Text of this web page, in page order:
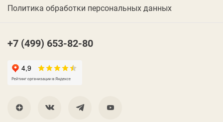
Политика обработки персональных данных
+7 (499) 653-82-80